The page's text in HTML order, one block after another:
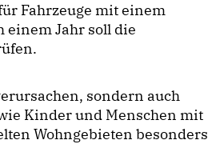
Fahrzeuge mit einem
einem Jahr soll die
sondern auch
Kinder und Menschen mit
Wohngebieten besonders